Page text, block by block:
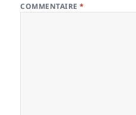
COMMENTAIRE*